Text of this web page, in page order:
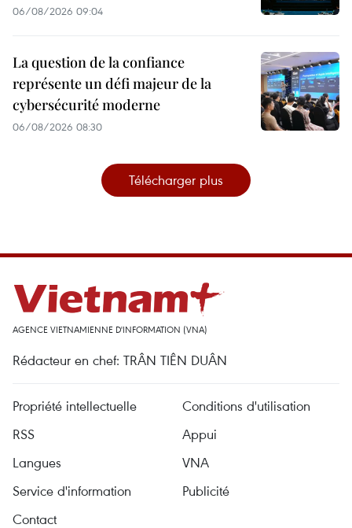
06/08/2026 09:04
La question de la confiance
représente un défi majeur de la
cybersécurité moderne
06/08/2026 08:30
Télécharger plus
AGENCE VIETNAMIENNE D'INFORMATION (VNA)
Rédacteur en chef: TRÂN TIÊN DUÂN
Propriété intellectuelle
Conditions d'utilisation
RSS
Appui
Langues
VNA
Service d'information
Publicité
Contact